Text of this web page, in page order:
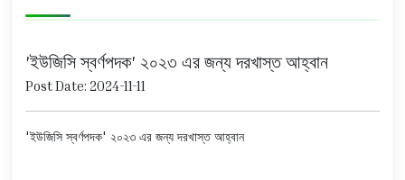
'ইউজিসি স্বর্ণপদক' ২০২৩ এর জন্য দরখাস্ত আহ্বান
Post Date: 2024-11-11
'ইউজিসি স্বর্ণপদক' ২০২৩ এর জন্য দরখাস্ত আহ্বান